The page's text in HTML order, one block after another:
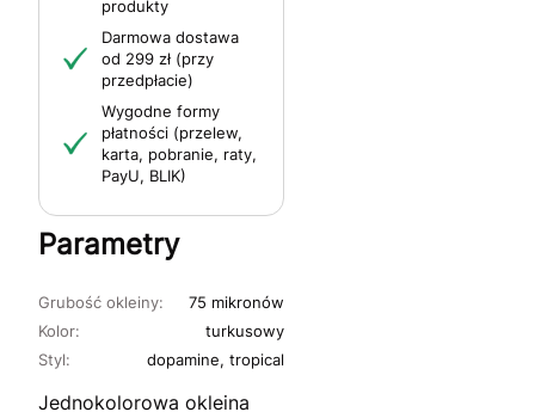
produkty
Darmowa dostawa
od 299 zł (przy
przedpłacie)
Wygodne formy
płatności (przelew,
karta, pobranie, raty,
PayU, BLIK)
Parametry
Kolor: turkusowy
Grubość okleiny: 75 mikronów
Styl: dopamine, tropical
Jednokolorowa okleina